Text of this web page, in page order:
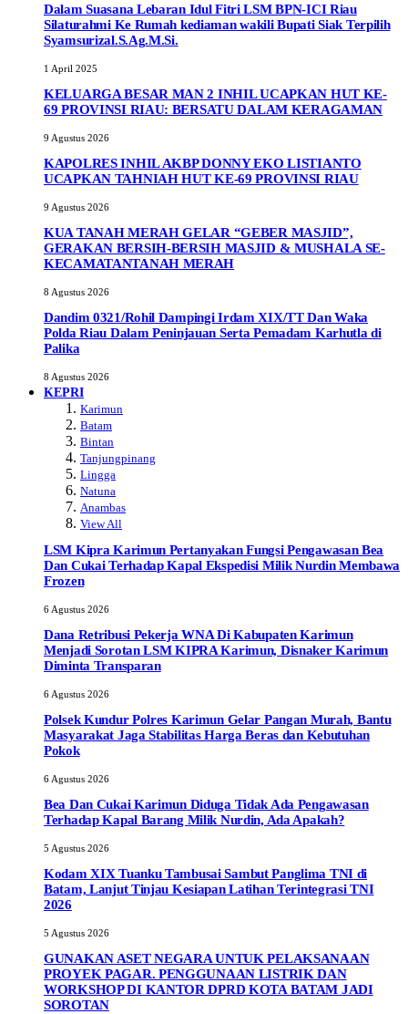
Dalam Suasana Lebaran Idul Fitri LSM BPN-ICI Riau
Silaturahmi Ke Rumah kediaman wakili Bupati Siak Terpilih
Syamsurizal.S.Ag.M.Si.
1 April 2025
KELUARGA BESAR MAN 2 INHIL UCAPKAN HUT KE-
69 PROVINSI RIAU: BERSATU DALAM KERAGAMAN
9 Agustus 2026
KAPOLRES INHIL AKBP DONNY EKO LISTIANTO
UCAPKAN TAHNIAH HUT KE-69 PROVINSI RIAU
9 Agustus 2026
KUA TANAH MERAH GELAR “GEBER MASJID”,
GERAKAN BERSIH-BERSIH MASJID & MUSHALA SE-
KECAMATANTANAH MERAH
8 Agustus 2026
Dandim 0321/Rohil Dampingi Irdam XIX/TT Dan Waka
Polda Riau Dalam Peninjauan Serta Pemadam Karhutla di
Palika
8 Agustus 2026
KEPRI
Karimun
Batam
Bintan
Tanjungpinang
Lingga
Natuna
Anambas
View All
LSM Kipra Karimun Pertanyakan Fungsi Pengawasan Bea
Dan Cukai Terhadap Kapal Ekspedisi Milik Nurdin Membawa
Frozen
6 Agustus 2026
Dana Retribusi Pekerja WNA Di Kabupaten Karimun
Menjadi Sorotan LSM KIPRA Karimun, Disnaker Karimun
Diminta Transparan
6 Agustus 2026
Polsek Kundur Polres Karimun Gelar Pangan Murah, Bantu
Masyarakat Jaga Stabilitas Harga Beras dan Kebutuhan
Pokok
6 Agustus 2026
Bea Dan Cukai Karimun Diduga Tidak Ada Pengawasan
Terhadap Kapal Barang Milik Nurdin, Ada Apakah?
5 Agustus 2026
Kodam XIX Tuanku Tambusai Sambut Panglima TNI di
Batam, Lanjut Tinjau Kesiapan Latihan Terintegrasi TNI
2026
5 Agustus 2026
GUNAKAN ASET NEGARA UNTUK PELAKSANAAN
PROYEK PAGAR. PENGGUNAAN LISTRIK DAN
WORKSHOP DI KANTOR DPRD KOTA BATAM JADI
SOROTAN